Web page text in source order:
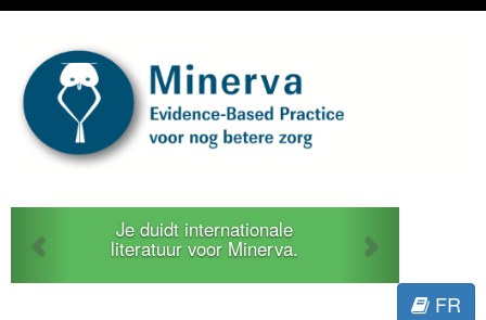
Je duidt internationale
literatuur voor Minerva.
Previous
FR